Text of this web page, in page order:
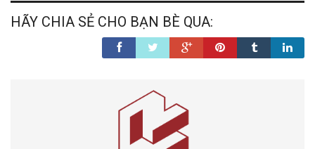
HÃY CHIA SẺ CHO BẠN BÈ QUA: